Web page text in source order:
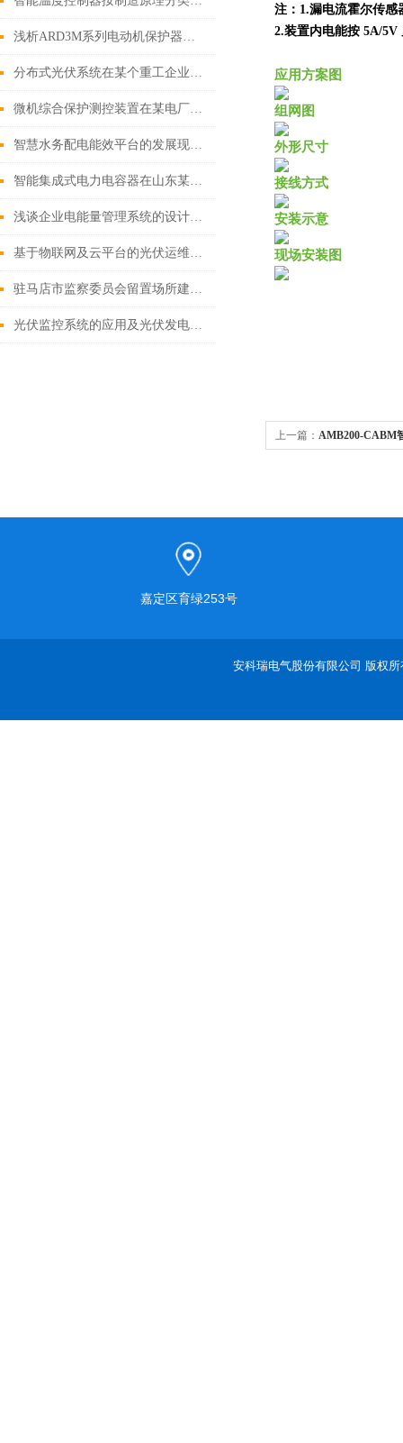
浅析ARD3M系列电动机保护器在煤炭行业的实用性
分布式光伏系统在某个重工企业的实际应用
微机综合保护测控装置在某电厂10.5kV厂用电系统改造中的应用
智慧水务配电能效平台的发展现状及前景
智能集成式电力电容器在山东某环保材料制造厂中的应用
浅谈企业电能量管理系统的设计与应用
基于物联网及云平台的光伏运维系统
驻马店市监察委员会留置场所建设项目 电力监控系统的设计与应用
光伏监控系统的应用及光伏发电系统组成
注：1.漏电流霍尔传感
2.装置内电能按 5A/5V
应用方案图
组网图
外形尺寸
接线方式
安装示意
现场安装图
上一篇： AMB200-CABM
嘉定区育绿253号
安科瑞电气股份有限公司 版权